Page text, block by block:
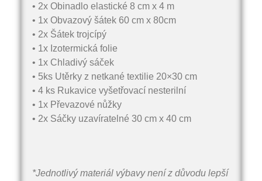
• 2x Obinadlo elastické 8 cm x 4 m
• 1x Obvazový šátek 60 cm x 80cm
• 2x Šátek trojcípý
• 1x Izotermická folie
• 1x Chladivý sáček
• 5ks Utěrky z netkané textilie 20×30 cm
• 4 ks Rukavice vyšetřovací nesterilní
• 1x Převazové nůžky
• 2x Sáčky uzavíratelné 30 cm x 40 cm
*Jednotlivý materiál výbavy není z důvodu lepší